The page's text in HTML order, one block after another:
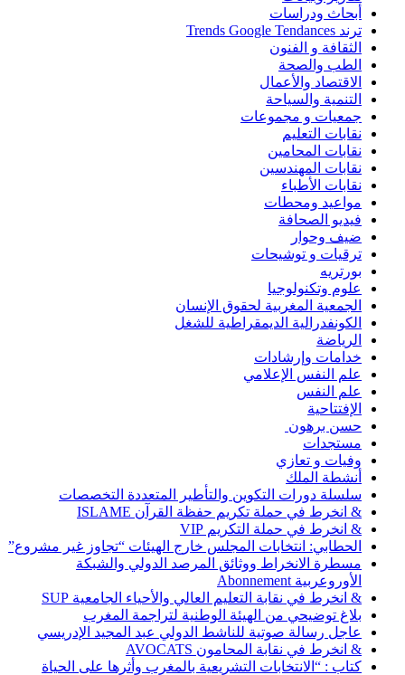
أبحاث ودراسات
ترند Trends Google Tendances
الثقافة و الفنون
الطب والصحة
الاقتصاد والأعمال
التنمية والسياحة
جمعيات و مجموعات
نقابات التعليم
نقابات المحامين
نقابات المهندسين
نقابات الأطباء
مواعيد ومحطات
فيديو الصحافة
ضيف وحوار
ترقيات و توشيحات
بورتريه
علوم وتكنولوجيا
الجمعية المغربية لحقوق الإنسان
الكونفدرالية الديمقراطية للشغل
الرياضة
خدامات وإرشادات
علم النفس الإعلامي
علم النفس
الإفتتاحية
حسن برهون
مستجدات
وفيات و تعازي
أنشطة الملك
سلسلة دورات التكوين والتأطير المتعددة التخصصات
& انخرط في حملة تكريم حفظة القرآن ISLAME
& انخرط في حملة التكريم VIP
الحطابي: انتخابات المجلس خارج الهيئات “تجاوز غير مشروع”
مسطرة الانخراط ووثائق المرصد الدولي والشبكة
الأوروعربية Abonnement
& انخرط في نقابة التعليم العالي والأحياء الجامعية SUP
بلاغ توضيحي من الهيئة الوطنية لتراجمة المغرب
عاجل رسالة صوتية للناشط الدولي عبد المجيد الإدريسي
& انخرط في نقابة المحامون AVOCATS
كتاب : “الانتخابات التشريعية بالمغرب وأثرها على الحياة